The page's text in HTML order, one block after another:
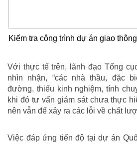
Kiểm tra công trình dự án giao thông
Với thực tế trên, lãnh đạo Tổng
nhìn nhận, “các nhà thầu, đặc
đường, thiếu kinh nghiệm, tính
khi đó tư vấn giám sát chưa thực
nên vẫn để xảy ra các lỗi về chất
Việc đáp ứng tiến độ tại dự án